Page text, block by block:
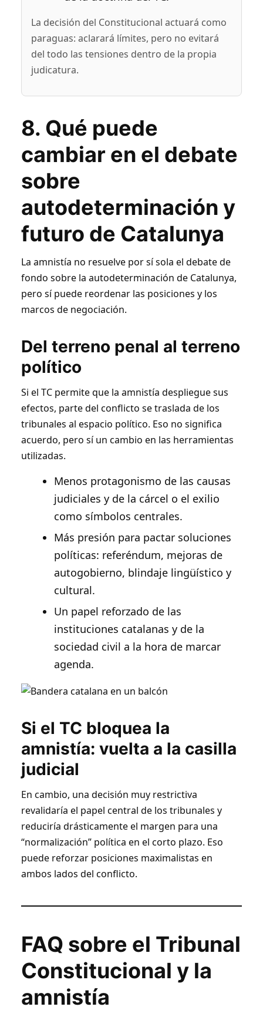
La decisión del Constitucional actuará como
paraguas: aclarará límites, pero no evitará
del todo las tensiones dentro de la propia
judicatura.
8. Qué puede
cambiar en el debate
sobre
autodeterminación y
futuro de Catalunya
La amnistía no resuelve por sí sola el debate de
fondo sobre la autodeterminación de Catalunya,
pero sí puede reordenar las posiciones y los
marcos de negociación.
Del terreno penal al terreno
político
Si el TC permite que la amnistía despliegue sus
efectos, parte del conflicto se traslada de los
tribunales al espacio político. Eso no significa
acuerdo, pero sí un cambio en las herramientas
utilizadas.
Menos protagonismo de las causas
judiciales y de la cárcel o el exilio
como símbolos centrales.
Más presión para pactar soluciones
políticas: referéndum, mejoras de
autogobierno, blindaje lingüístico y
cultural.
Un papel reforzado de las
instituciones catalanas y de la
sociedad civil a la hora de marcar
agenda.
Si el TC bloquea la
amnistía: vuelta a la casilla
judicial
En cambio, una decisión muy restrictiva
revalidaría el papel central de los tribunales y
reduciría drásticamente el margen para una
“normalización” política en el corto plazo. Eso
puede reforzar posiciones maximalistas en
ambos lados del conflicto.
FAQ sobre el Tribunal
Constitucional y la
amnistía